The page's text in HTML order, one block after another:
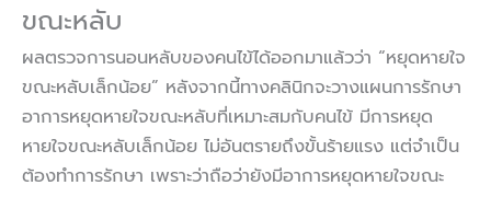
ขณะหลับ
ผลตรวจการนอนหลับของคนไข้ได้ออกมาแล้วว่า “หยุดหายใจ
ขณะหลับเล็กน้อย” หลังจากนี้ทางคลินิกจะวางแผนการรักษา
อาการหยุดหายใจขณะหลับที่เหมาะสมกับคนไข้ มีการหยุด
หายใจขณะหลับเล็กน้อย ไม่อันตรายถึงขั้นร้ายแรง แต่จำเป็น
ต้องทำการรักษา เพราะว่าถือว่ายังมีอาการหยุดหายใจขณะ